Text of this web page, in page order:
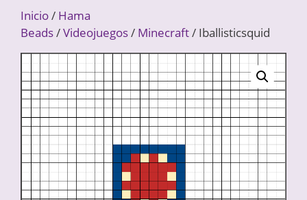
Inicio/ Hama
Beads/Videojuegos/ Minecraft/ Iballisticsquid